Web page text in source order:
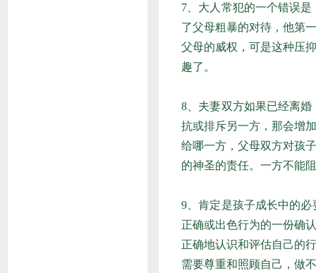
7、大人常犯的一个错误
了父母粗暴的对待，他第
父母的威权，可是这种压
趣了。
8、夫妻双方如果已经离
抗或排斥另一方，那会增
给哪一方，父母双方对孩
的神圣的责任。一方不能
9、肯定是孩子成长中的
正确或出色行为的一份确
正确地认识和评估自己的
需要尊重和照顾自己，做